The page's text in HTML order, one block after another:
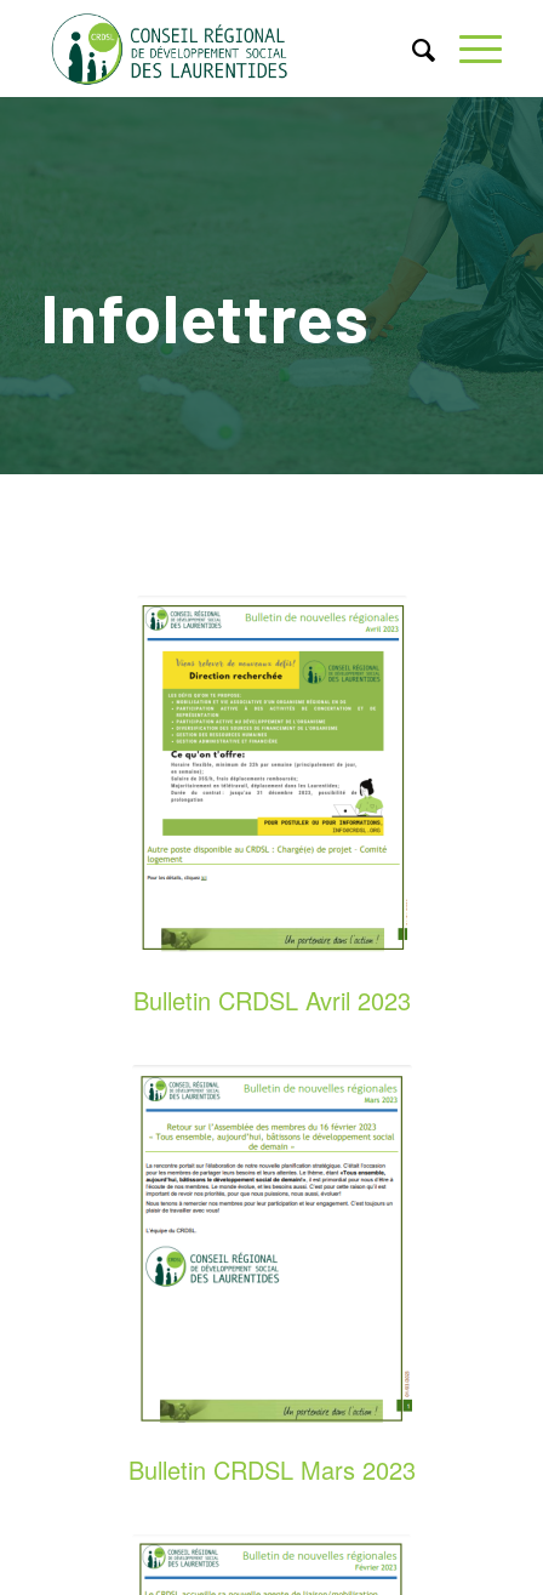
Infolettres
Bulletin CRDSL Avril 2023
Bulletin CRDSL Mars 2023